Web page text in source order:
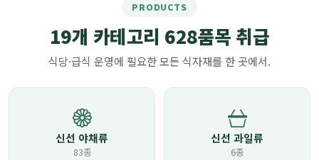
PRODUCTS
19개 카테고리 628품목 취급
식당·급식 운영에 필요한 모든 식자재를 한 곳에서.
신선 야채류
83종
신선 과일류
6종